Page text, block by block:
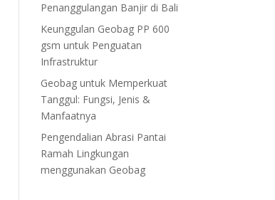
Penanggulangan Banjir di Bali
Keunggulan Geobag PP 600
gsm untuk Penguatan
Infrastruktur
Geobag untuk Memperkuat
Tanggul: Fungsi, Jenis &
Manfaatnya
Pengendalian Abrasi Pantai
Ramah Lingkungan
menggunakan Geobag